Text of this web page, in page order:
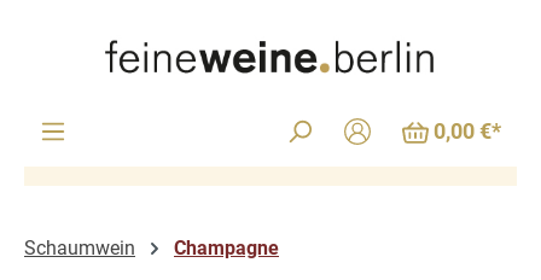
0,00 €*
Schaumwein Champagne